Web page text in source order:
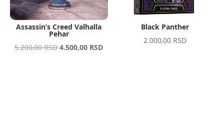
Assassin’s Creed Valhalla
Pehar
5.200,00RSDOriginal
4.500,00 RSDCurrent
Black Panther
2.000,00 RSD